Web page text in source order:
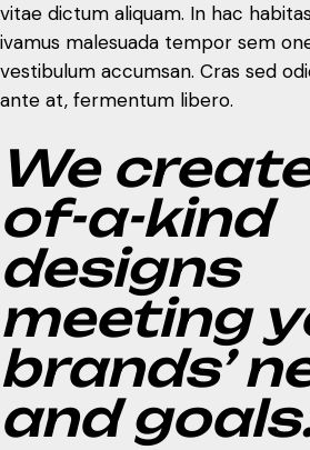
vitae dictum aliquam. In hac
ivamus malesuada tempor sem
vestibulum accumsan. Cras sed
ante at, fermentum libero.
We
of-a-kind
designs
meeting
brands’
and